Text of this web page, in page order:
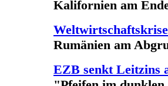
Kalifornien am Ende
Rumänien am
EZB senkt Leitzins